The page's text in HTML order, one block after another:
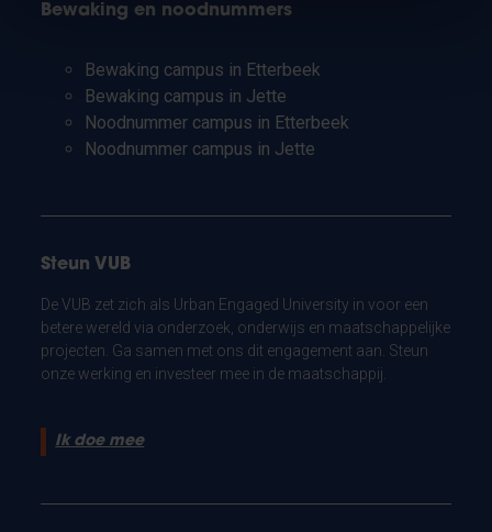
Bewaking en noodnummers
Bewaking campus in Etterbeek
Bewaking campus in Jette
Noodnummer campus in Etterbeek
Noodnummer campus in Jette
Steun VUB
De VUB zet zich als Urban Engaged University in voor een
betere wereld via onderzoek, onderwijs en maatschappelijke
projecten. Ga samen met ons dit engagement aan. Steun
onze werking en investeer mee in de maatschappij.
Ik doe mee